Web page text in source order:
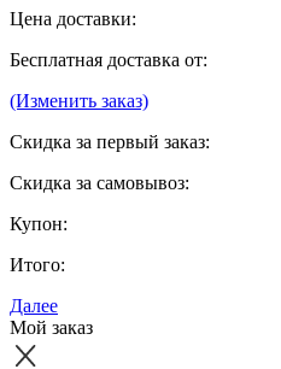
Цена доставки:
Бесплатная доставка от:
(Изменить заказ)
Скидка за первый заказ:
Скидка за самовывоз:
Купон:
Итого:
Далее
Мой заказ